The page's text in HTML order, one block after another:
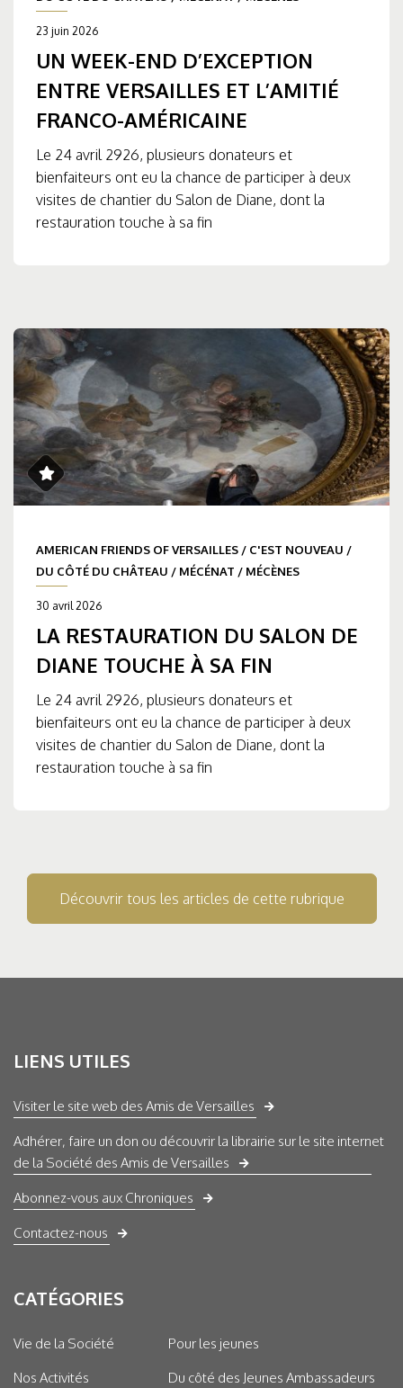
23 juin 2026
UN WEEK-END D’EXCEPTION
ENTRE VERSAILLES ET L’AMITIÉ
FRANCO-AMÉRICAINE
Le 24 avril 2926, plusieurs donateurs et
bienfaiteurs ont eu la chance de participer à deux
visites de chantier du Salon de Diane, dont la
restauration touche à sa fin
AMERICAN FRIENDS OF VERSAILLES / C'EST NOUVEAU /
DU CÔTÉ DU CHÂTEAU / MÉCÉNAT / MÉCÈNES
30 avril 2026
LA RESTAURATION DU SALON DE
DIANE TOUCHE À SA FIN
Le 24 avril 2926, plusieurs donateurs et
bienfaiteurs ont eu la chance de participer à deux
visites de chantier du Salon de Diane, dont la
restauration touche à sa fin
Découvrir tous les articles de cette rubrique
LIENS UTILES
Visiter le site web des Amis de Versailles
Adhérer, faire un don ou découvrir la librairie sur le site internet
de la Société des Amis de Versailles
Abonnez-vous aux Chroniques
Contactez-nous
CATÉGORIES
Vie de la Société
Nos Activités
Pour les jeunes
Du côté des Jeunes Ambassadeurs